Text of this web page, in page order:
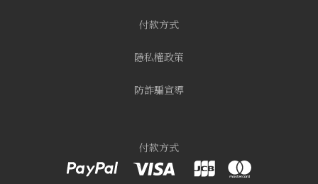
付款方式
付款方式
隱私權政策
防詐騙宣導